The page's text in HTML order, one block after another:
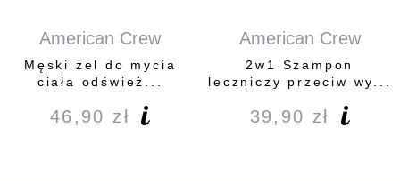
American Crew
Męski żel do mycia
ciała odśwież...
46,90 zł
American Crew
2w1 Szampon
leczniczy przeciw wy...
39,90 zł